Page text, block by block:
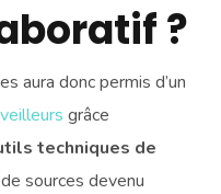
?
aura donc permis d’un
veilleurs grâce
techniques de
sources devenu